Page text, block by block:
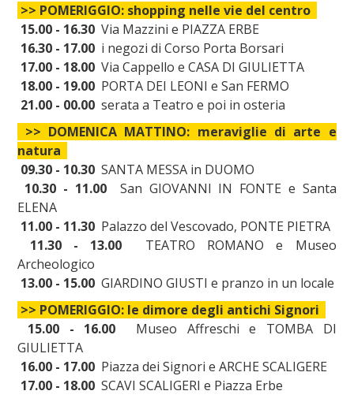
>> POMERIGGIO: shopping nelle vie del centro
15.00 - 16.30 Via Mazzini e PIAZZA ERBE
16.30 - 17.00 i negozi di Corso Porta Borsari
17.00 - 18.00 Via Cappello e CASA DI GIULIETTA
18.00 - 19.00 PORTA DEI LEONI e San FERMO
21.00 - 00.00 serata a Teatro e poi in osteria
>> DOMENICA MATTINO: meraviglie di arte e
natura
09.30 - 10.30 SANTA MESSA in DUOMO
10.30 - 11.00San GIOVANNI IN FONTE e Santa
ELENA
11.00 - 11.30 Palazzo del Vescovado, PONTE PIETRA
11.30 - 13.00TEATRO ROMANO e Museo
Archeologico
13.00 - 15.00 GIARDINO GIUSTI e pranzo in un locale
>> POMERIGGIO: le dimore degli antichi Signori
15.00 - 16.00 Museo Affreschi e TOMBA DI
GIULIETTA
16.00 - 17.00 Piazza dei Signori e ARCHE SCALIGERE
17.00 - 18.00 SCAVI SCALIGERI e Piazza Erbe